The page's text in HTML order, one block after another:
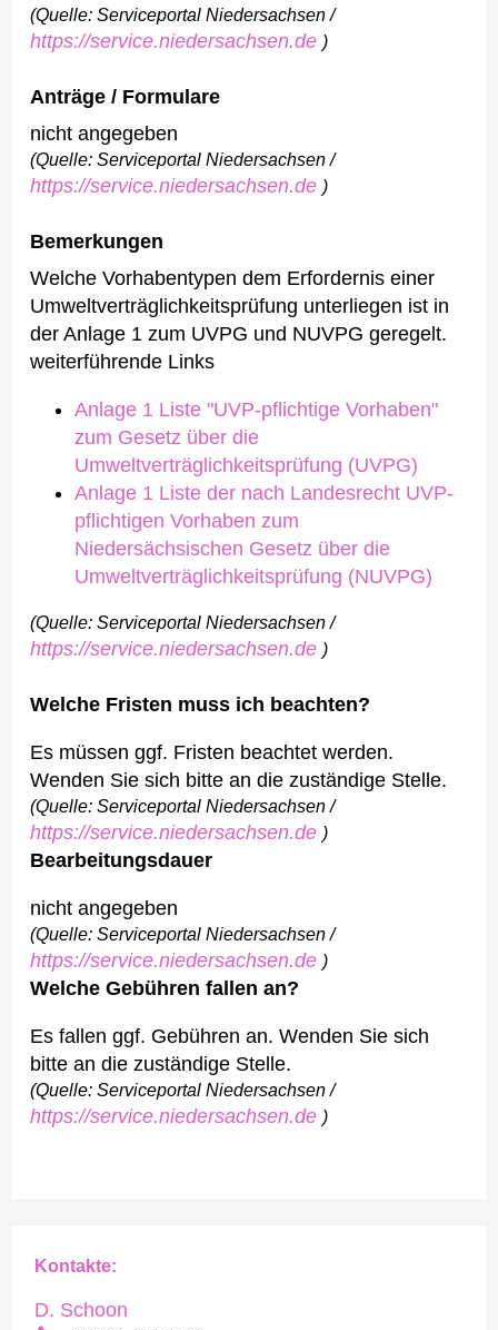
(Quelle: Serviceportal Niedersachsen /
https://service.niedersachsen.de )
Anträge / Formulare
nicht angegeben
(Quelle: Serviceportal Niedersachsen /
https://service.niedersachsen.de )
Bemerkungen
Welche Vorhabentypen dem Erfordernis einer
Umweltverträglichkeitsprüfung unterliegen ist in
der Anlage 1 zum UVPG und NUVPG geregelt.
weiterführende Links
Anlage 1 Liste "UVP-pflichtige Vorhaben"
zum Gesetz über die
Umweltverträglichkeitsprüfung (UVPG)
Anlage 1 Liste der nach Landesrecht UVP-
pflichtigen Vorhaben zum
Niedersächsischen Gesetz über die
Umweltverträglichkeitsprüfung (NUVPG)
(Quelle: Serviceportal Niedersachsen /
https://service.niedersachsen.de )
Welche Fristen muss ich beachten?
Es müssen ggf. Fristen beachtet werden.
Wenden Sie sich bitte an die zuständige Stelle.
(Quelle: Serviceportal Niedersachsen /
https://service.niedersachsen.de )
Bearbeitungsdauer
nicht angegeben
(Quelle: Serviceportal Niedersachsen /
https://service.niedersachsen.de )
Welche Gebühren fallen an?
Es fallen ggf. Gebühren an. Wenden Sie sich
bitte an die zuständige Stelle.
(Quelle: Serviceportal Niedersachsen /
https://service.niedersachsen.de )
Kontakte:
D. Schoon